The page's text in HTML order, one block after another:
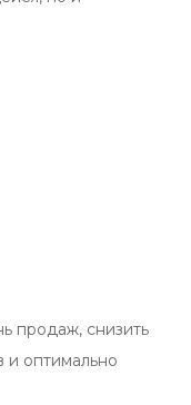
продаж, снизить
и оптимально